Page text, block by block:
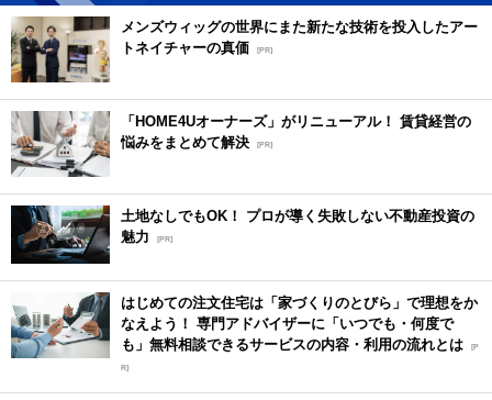
メンズウィッグの世界にまた新たな技術を投入したアー
トネイチャーの真価
[PR]
「HOME4Uオーナーズ」がリニューアル！ 賃貸経営の
悩みをまとめて解決 [PR]
土地なしでもOK！ プロが導く失敗しない不動産投資の
魅力
[PR]
はじめての注文住宅は「家づくりのとびら」で理想をか
なえよう！ 専門アドバイザーに「いつでも・何度で
も」無料相談できるサービスの内容・利用の流れとは [P
R]